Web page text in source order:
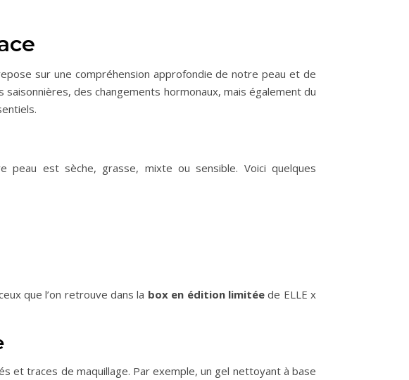
sur une compréhension approfondie de notre peau et de
des changements hormonaux, mais également du
est sèche, grasse, mixte ou sensible. Voici quelques
que l’on retrouve dans la box en édition limitéede ELLE x
et traces de maquillage. Par exemple, un gel nettoyant à base